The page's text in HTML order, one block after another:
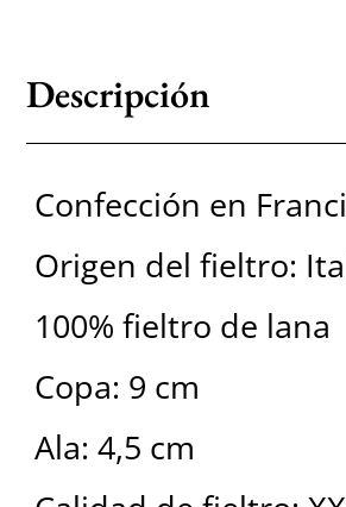
Descripción
Confección en
Origen del fieltro:
100% fieltro de lana
Copa: 9 cm
Ala: 4,5 cm